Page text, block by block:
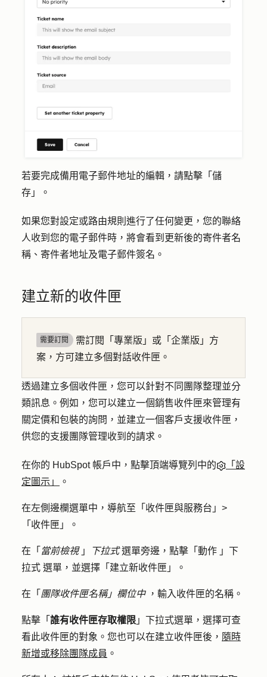
若要完成備用電子郵件地址的編輯，請點擊「 儲
存 」。
如果您對設定或路由規則進行了任何變更，您的聯絡
人收到您的電子郵件時，將會看到更新後的寄件者名
稱、寄件者地址及電子郵件簽名。
建立新的收件匣
需要訂閱
需訂閱「專業版」或「企業版」方
案，方可建立多個對話收件匣。
透過建立多個收件匣，您可以針對不同團隊整理並分
類訊息。例如，您可以建立一個銷售收件匣來管理有
關定價和包裝的詢問，並建立一個客戶支援收件匣，
供您的支援團隊管理收到的請求。
在你的 HubSpot 帳戶中，點擊頂端導覽列中的
「設
定圖示」
。
在左側邊欄選單中，導航至「 收件匣與服務台」>
「 收件匣 」。
在「 當前檢視 」 下拉式選單旁邊，點擊「 動作 」 下
拉式 選單，並選擇「 建立新收件匣 」。
在「 團隊收件匣名稱」欄位中 ，輸入收件匣的名稱 。
點擊「 誰有收件匣存取權限 」下拉式選單，選擇可查
看此收件匣的對象。您也可以在建立收件匣後， 隨時
新增或移除團隊成員 。